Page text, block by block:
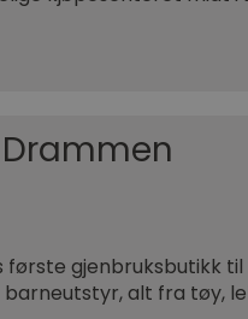
gjenbruksbutikk
barneutstyr, alt fra tøy,